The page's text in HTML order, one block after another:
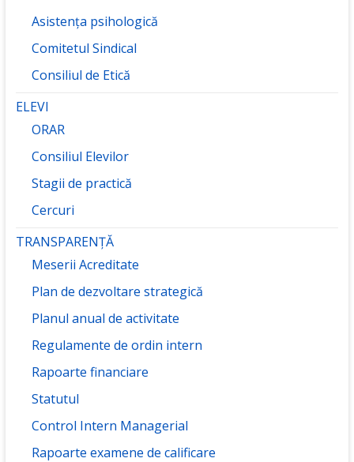
Asistența psihologică
Comitetul Sindical
Consiliul de Etică
ELEVI
ORAR
Consiliul Elevilor
Stagii de practică
Cercuri
TRANSPARENȚĂ
Meserii Acreditate
Plan de dezvoltare strategică
Planul anual de activitate
Regulamente de ordin intern
Rapoarte financiare
Statutul
Control Intern Managerial
Rapoarte examene de calificare